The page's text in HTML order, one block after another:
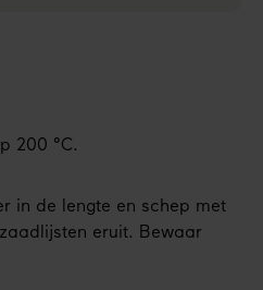
200 °C.
in de lengte en schep met
eruit. Bewaar